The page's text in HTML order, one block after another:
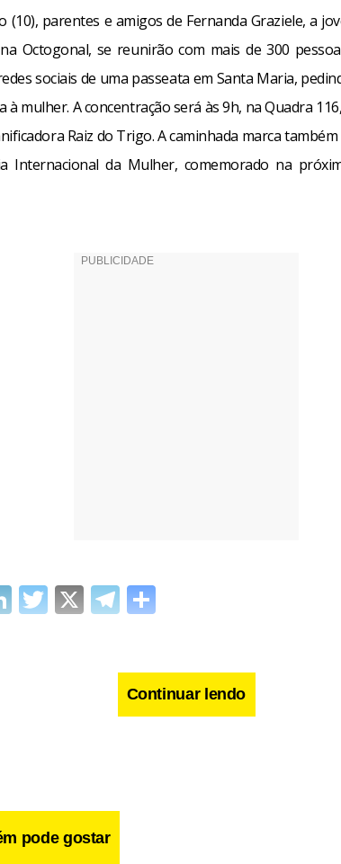
(10), parentes e amigos de Fernanda Graziele, a
Octogonal, se reunirão com mais de 300
sociais de uma passeata em Santa Maria,
à mulher. A concentração será às 9h, na Quadra
Raiz do Trigo. A caminhada marca
Internacional da Mulher, comemorado na
LinkedIn
Twitter
X Telegram
Continuar lendo
pode gostar